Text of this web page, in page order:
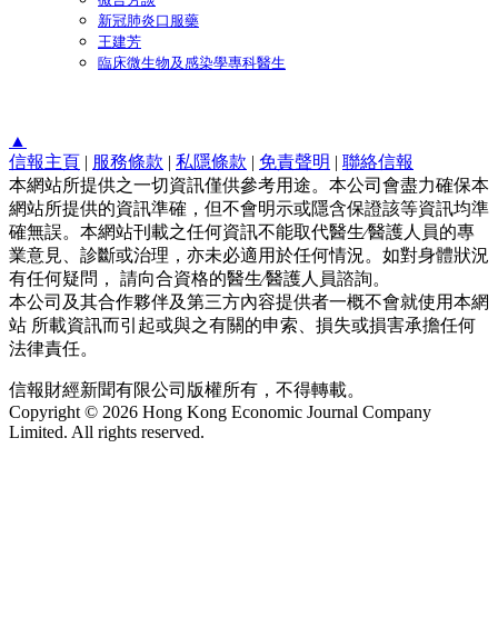
新冠肺炎口服藥
王建芳
臨床微生物及感染學專科醫生
▲
信報主頁 | 服務條款 | 私隱條款 | 免責聲明 | 聯絡信報
本網站所提供之一切資訊僅供參考用途。本公司會盡力確保本
網站所提供的資訊準確，但不會明示或隱含保證該等資訊均準
確無誤。本網站刊載之任何資訊不能取代醫生∕醫護人員的專
業意見、診斷或治理，亦未必適用於任何情況。如對身體狀況
有任何疑問， 請向合資格的醫生∕醫護人員諮詢。
本公司及其合作夥伴及第三方內容提供者一概不會就使用本網
站 所載資訊而引起或與之有關的申索、損失或損害承擔任何
法律責任。
信報財經新聞有限公司版權所有，不得轉載。
Copyright © 2026 Hong Kong Economic Journal Company
Limited. All rights reserved.